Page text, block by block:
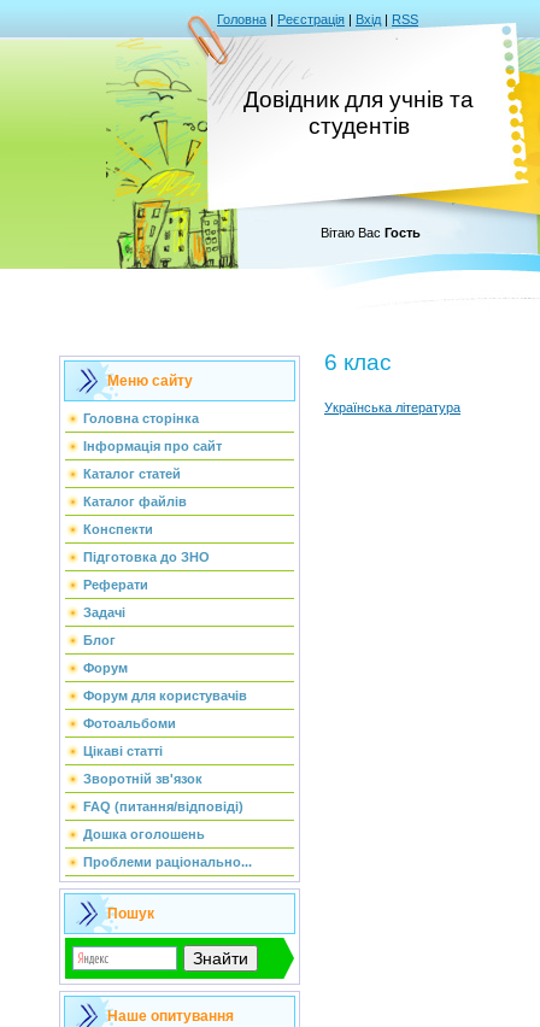
Головна | Реєстрація | Вхід | RSS
Довідник для учнів та
студентів
Вітаю Вас Гость
Меню сайту
Головна сторінка
Інформація про сайт
Каталог статей
Каталог файлів
Конспекти
Підготовка до ЗНО
Реферати
Задачі
Блог
Форум
Форум для користувачів
Фотоальбоми
Цікаві статті
Зворотній зв'язок
FAQ (питання/відповіді)
Дошка оголошень
Проблеми раціонально...
Пошук
Наше опитування
6 клас
Українська література